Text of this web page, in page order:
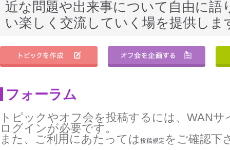
近な問題や出来事について自由に
い楽しく交流していく場を提供しま
フォーラム
トピックやオフ会を投稿するには、WAN
ログインが必要です。
また、ご利用にあたっては 投稿規定 をご確認下